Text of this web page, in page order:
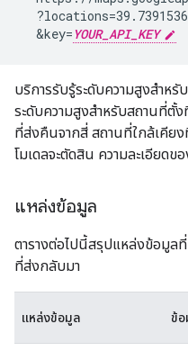
  &key=
YOUR_API_KEY
บริการรับรู้ระดับความสูงสำห
ระดับความสูงสำหรับสถานที่ตั้
ที่ส่งคืนจากสี่ สถานที่ใกล้เคีย
โมเดลจะตัดสิน ความละเอียด
แหล่งข้อมูล
ตารางต่อไปนี้สรุปแหล่งข้อมูล
ที่ส่งกลับมา
แหล่งข้อมูล ข้